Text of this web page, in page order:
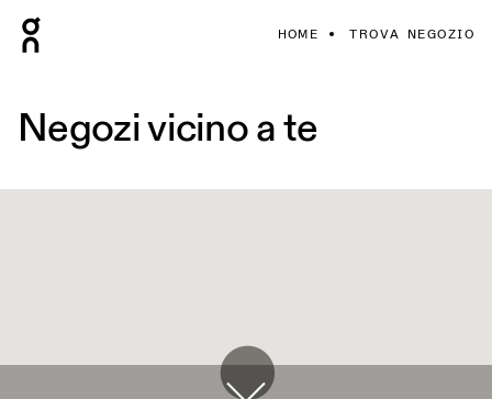
HOME TROVA NEGOZIO
Negozi vicino a te